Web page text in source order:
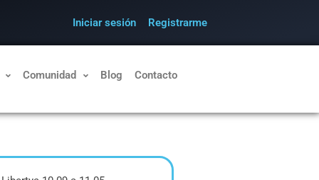
Iniciar sesión Registrarme
Comunidad Blog Contacto